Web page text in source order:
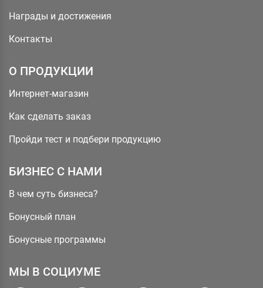
Награды и достижения
Контакты
О ПРОДУКЦИИ
Интернет-магазин
Как сделать заказ
Пройди тест и подбери продукцию
БИЗНЕС С НАМИ
В чем суть бизнеса?
Бонусный план
Бонусные программы
МЫ В СОЦИУМЕ